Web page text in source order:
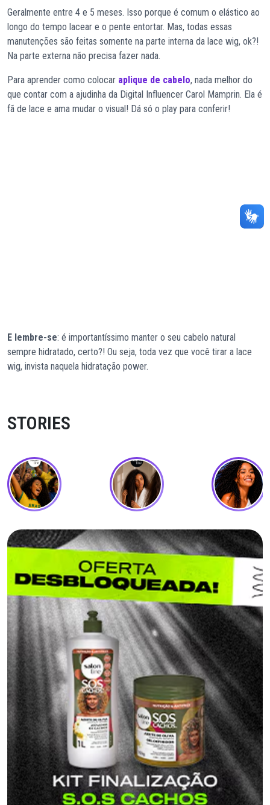
Geralmente entre 4 e 5 meses. Isso porque é comum o elástico ao
longo do tempo lacear e o pente entortar. Mas, todas essas
manutenções são feitas somente na parte interna da lace wig, ok?!
Na parte externa não precisa fazer nada.
Para aprender como colocar aplique de cabelo, nada melhor do
que contar com a ajudinha da Digital Influencer Carol Mamprin. Ela é
fã de lace e ama mudar o visual! Dá só o play para conferir!
E lembre-se: é importantíssimo manter o seu cabelo natural
sempre hidratado, certo?! Ou seja, toda vez que você tirar a lace
wig, invista naquela hidratação power.
STORIES